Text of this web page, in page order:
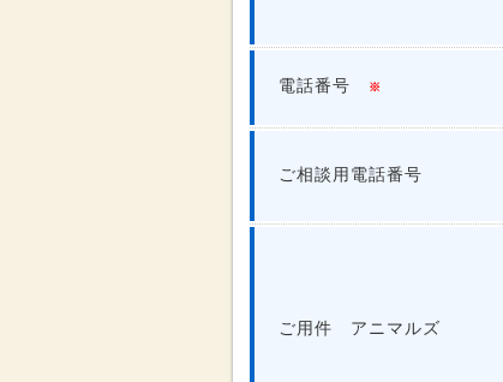
電話番号 ※
ご相談用電話番号
ご用件 アニマルズ